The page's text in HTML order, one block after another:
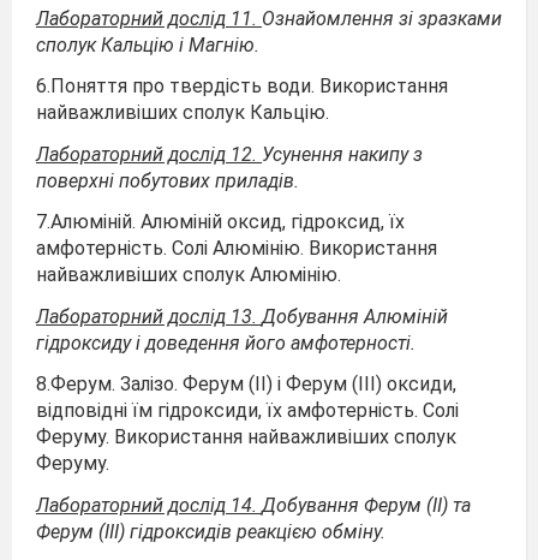
Лабораторний дослід 11. Ознайомлення зі зразками
сполук Кальцію і Магнію.
6.Поняття про твердість води. Використання
найважливіших сполук Кальцію.
Лабораторний дослід 12. Усунення накипу з
поверхні побутових приладів.
7.Алюміній. Алюміній оксид, гідроксид, їх
амфотерність. Солі Алюмінію. Використання
найважливіших сполук Алюмінію.
Лабораторний дослід 13. Добування Алюміній
гідроксиду і доведення його амфотерності.
8.Ферум. Залізо. Ферум (ІІ) і Ферум (ІІІ) оксиди,
відповідні їм гідроксиди, їх амфотерність. Солі
Феруму. Використання найважливіших сполук
Феруму.
Лабораторний дослід 14. Добування Ферум (ІІ) та
Ферум (ІІІ) гідроксидів реакцією обміну.